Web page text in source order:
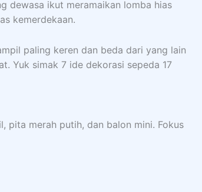
dewasa ikut meramaikan lomba hias
kemerdekaan.
paling keren dan beda dari yang lain
Yuk simak 7 ide dekorasi sepeda 17
pita merah putih, dan balon mini. Fokus